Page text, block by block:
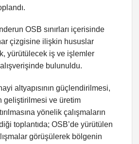
OSB sınırları içerisinde
çizgisine ilişkin hususlar
yürütülecek iş ve işlemler
bulunuldu.
altyapısının güçlendirilmesi,
geliştirilmesi ve üretim
yönelik çalışmaların
toplantıda; OSB’de yürütülen
görüşülerek bölgenin